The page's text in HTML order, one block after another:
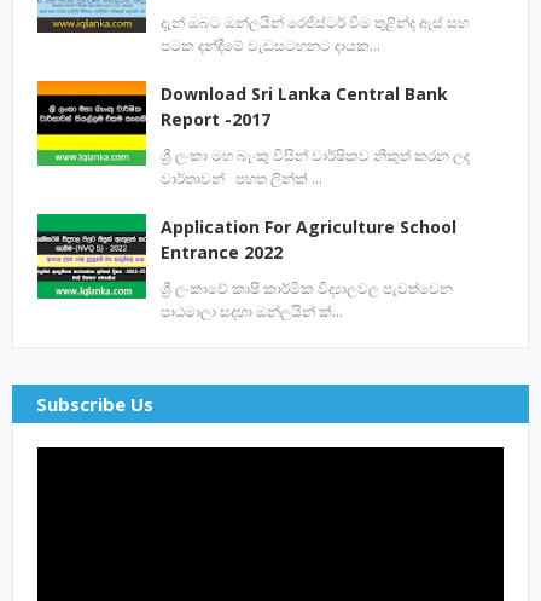
දැන් ඔබට ඔන්ලයින් රෙජිස්ටර් වීම තුළින්ද ඇස් සහ
පටක දන්දීමේ වැඩසටහනට දායක…
Download Sri Lanka Central Bank
Report -2017
ශ්‍රී ලංකා මහ බැංකු විසින් වාර්ෂිකව නිකුත් කරන ලද
වාර්තාවන් පහත ලින්ක් …
Application For Agriculture School
Entrance 2022
ශ්‍රී ලංකාවේ කෘෂි කාර්මික විද්‍යාලවල පැවත්වෙන
පාඨමාලා සදහා ඔන්ලයින් ක්…
Subscribe Us